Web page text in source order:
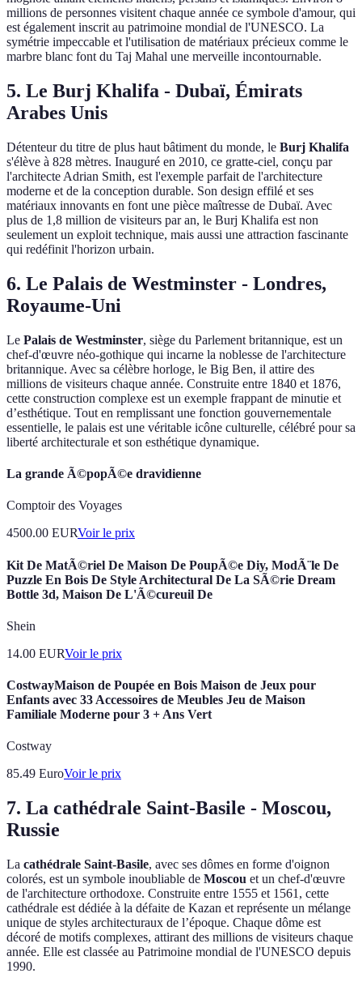
millions de personnes visitent chaque année ce symbole d'amour, qui
est également inscrit au patrimoine mondial de l'UNESCO. La
symétrie impeccable et l'utilisation de matériaux précieux comme le
marbre blanc font du Taj Mahal une merveille incontournable.
5. Le Burj Khalifa - Dubaï, Émirats
Arabes Unis
Détenteur du titre de plus haut bâtiment du monde, le Burj Khalifa
s'élève à 828 mètres. Inauguré en 2010, ce gratte-ciel, conçu par
l'architecte Adrian Smith, est l'exemple parfait de l'architecture
moderne et de la conception durable. Son design effilé et ses
matériaux innovants en font une pièce maîtresse de Dubaï. Avec
plus de 1,8 million de visiteurs par an, le Burj Khalifa est non
seulement un exploit technique, mais aussi une attraction fascinante
qui redéfinit l'horizon urbain.
6. Le Palais de Westminster - Londres,
Royaume-Uni
Le Palais de Westminster, siège du Parlement britannique, est un
chef-d'œuvre néo-gothique qui incarne la noblesse de l'architecture
britannique. Avec sa célèbre horloge, le Big Ben, il attire des
millions de visiteurs chaque année. Construite entre 1840 et 1876,
cette construction complexe est un exemple frappant de minutie et
d’esthétique. Tout en remplissant une fonction gouvernementale
essentielle, le palais est une véritable icône culturelle, célébré pour sa
liberté architecturale et son esthétique dynamique.
La grande Ã©popÃ©e dravidienne
Comptoir des Voyages
4500.00 EURVoir le prix
Kit De MatÃ©riel De Maison De PoupÃ©e Diy, ModÃ¨le De
Puzzle En Bois De Style Architectural De La SÃ©rie Dream
Bottle 3d, Maison De L'Ã©cureuil De
Shein
14.00 EURVoir le prix
CostwayMaison de Poupée en Bois Maison de Jeux pour
Enfants avec 33 Accessoires de Meubles Jeu de Maison
Familiale Moderne pour 3 + Ans Vert
Costway
85.49 EuroVoir le prix
7. La cathédrale Saint-Basile - Moscou,
Russie
La cathédrale Saint-Basile, avec ses dômes en forme d'oignon
colorés, est un symbole inoubliable de Moscou et un chef-d'œuvre
de l'architecture orthodoxe. Construite entre 1555 et 1561, cette
cathédrale est dédiée à la défaite de Kazan et représente un mélange
unique de styles architecturaux de l’époque. Chaque dôme est
décoré de motifs complexes, attirant des millions de visiteurs chaque
année. Elle est classée au Patrimoine mondial de l'UNESCO depuis
1990.